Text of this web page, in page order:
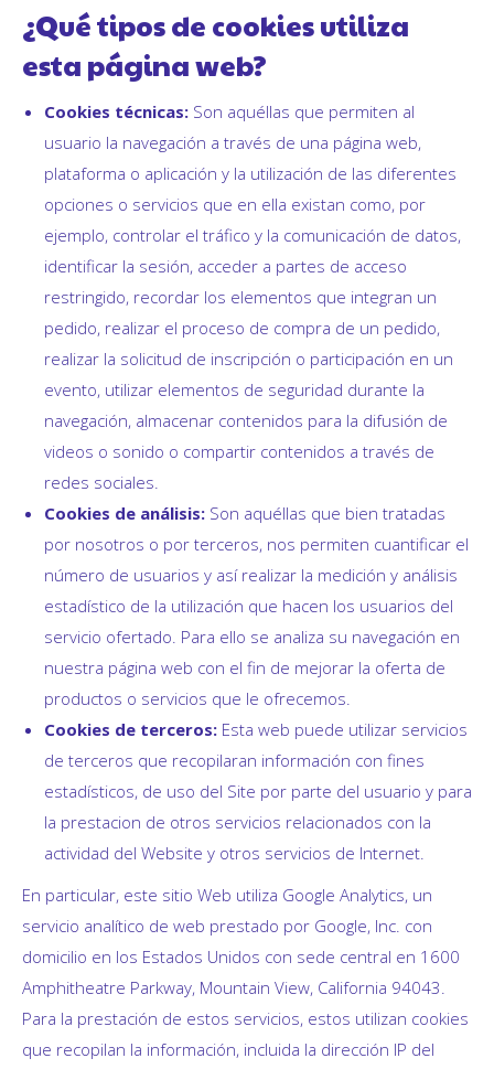
¿Qué tipos de cookies utiliza
esta página web?
Cookies técnicas: Son aquéllas que permiten al
usuario la navegación a través de una página web,
plataforma o aplicación y la utilización de las diferentes
opciones o servicios que en ella existan como, por
ejemplo, controlar el tráfico y la comunicación de datos,
identificar la sesión, acceder a partes de acceso
restringido, recordar los elementos que integran un
pedido, realizar el proceso de compra de un pedido,
realizar la solicitud de inscripción o participación en un
evento, utilizar elementos de seguridad durante la
navegación, almacenar contenidos para la difusión de
videos o sonido o compartir contenidos a través de
redes sociales.
Cookies de análisis: Son aquéllas que bien tratadas
por nosotros o por terceros, nos permiten cuantificar el
número de usuarios y así realizar la medición y análisis
estadístico de la utilización que hacen los usuarios del
servicio ofertado. Para ello se analiza su navegación en
nuestra página web con el fin de mejorar la oferta de
productos o servicios que le ofrecemos.
Cookies de terceros: Esta web puede utilizar servicios
de terceros que recopilaran información con fines
estadísticos, de uso del Site por parte del usuario y para
la prestacion de otros servicios relacionados con la
actividad del Website y otros servicios de Internet.
En particular, este sitio Web utiliza Google Analytics, un
servicio analítico de web prestado por Google, Inc. con
domicilio en los Estados Unidos con sede central en 1600
Amphitheatre Parkway, Mountain View, California 94043.
Para la prestación de estos servicios, estos utilizan cookies
que recopilan la información, incluida la dirección IP del